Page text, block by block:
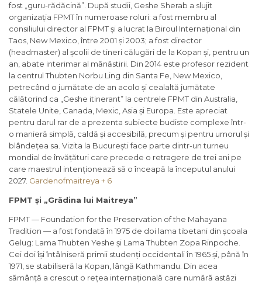
fost „guru-rădăcină”. După studii, Geshe Sherab a slujit
organizația FPMT în numeroase roluri: a fost membru al
consiliului director al FPMT și a lucrat la Biroul Internațional din
Taos, New Mexico, între 2001 și 2003; a fost director
(headmaster) al școlii de tineri călugări de la Kopan și, pentru un
an, abate interimar al mănăstirii. Din 2014 este profesor rezident
la centrul Thubten Norbu Ling din Santa Fe, New Mexico,
petrecând o jumătate de an acolo și cealaltă jumătate
călătorind ca „Geshe itinerant” la centrele FPMT din Australia,
Statele Unite, Canada, Mexic, Asia și Europa. Este apreciat
pentru darul rar de a prezenta subiecte budiste complexe într-
o manieră simplă, caldă și accesibilă, precum și pentru umorul și
blândețea sa. Vizita la București face parte dintr-un turneu
mondial de învățături care precede o retragere de trei ani pe
care maestrul intenționează să o înceapă la începutul anului
2027. Gardenofmaitreya + 6
FPMT și „Grădina lui Maitreya”
FPMT — Foundation for the Preservation of the Mahayana
Tradition — a fost fondată în 1975 de doi lama tibetani din școala
Gelug: Lama Thubten Yeshe și Lama Thubten Zopa Rinpoche.
Cei doi își întâlniseră primii studenți occidentali în 1965 și, până în
1971, se stabiliseră la Kopan, lângă Kathmandu. Din acea
sămânță a crescut o rețea internațională care numără astăzi